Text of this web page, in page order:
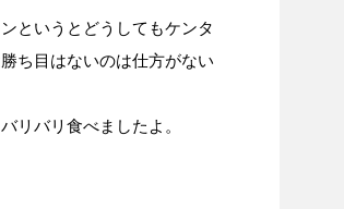
というとどうしてもケンタ
ち目はないのは仕方がない
リバリ食べましたよ。